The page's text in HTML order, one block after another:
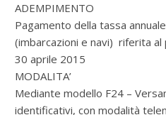
ADEMPIMENTO
Pagamento della tassa
(imbarcazioni e navi) riferita
30 aprile 2015
MODALITA’
Mediante modello F24 –
identificativi, con modalità